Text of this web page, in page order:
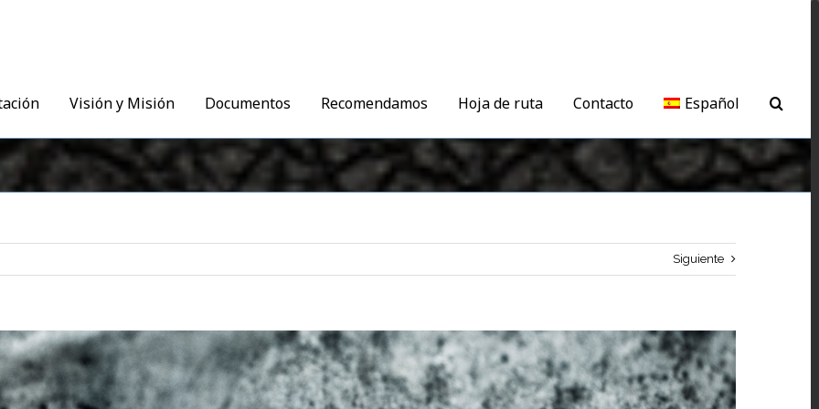
Visión y Misión Documentos Recomendamos Hoja de ruta Contacto Español
Siguiente